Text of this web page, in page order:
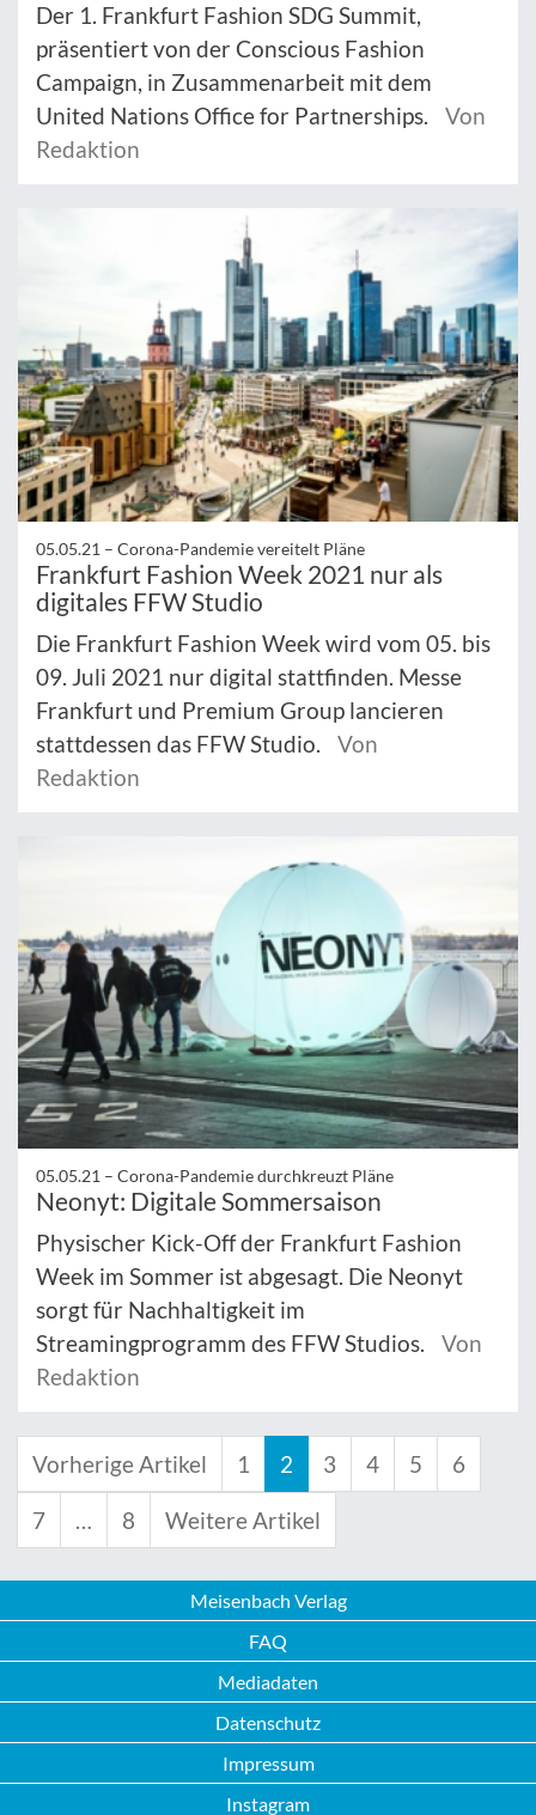
Der 1. Frankfurt Fashion SDG Summit,
präsentiert von der Conscious Fashion
Campaign, in Zusammenarbeit mit dem
United Nations Office for Partnerships.
Von
Redaktion
05.05.21 – Corona-Pandemie vereitelt Pläne
Frankfurt Fashion Week 2021 nur als
digitales FFW Studio
Die Frankfurt Fashion Week wird vom 05. bis
09. Juli 2021 nur digital stattfinden. Messe
Frankfurt und Premium Group lancieren
stattdessen das FFW Studio.
Von
Redaktion
05.05.21 – Corona-Pandemie durchkreuzt Pläne
Neonyt: Digitale Sommersaison
Physischer Kick-Off der Frankfurt Fashion
Week im Sommer ist abgesagt. Die Neonyt
sorgt für Nachhaltigkeit im
Streamingprogramm des FFW Studios.
Von
Redaktion
Vorherige Artikel 1 2 3 4 5 6
7 … 8 Weitere Artikel
Meisenbach Verlag
FAQ
Mediadaten
Datenschutz
Impressum
Instagram